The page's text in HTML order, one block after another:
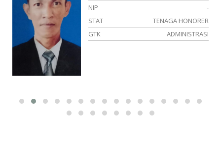
NIP
-
STAT
TENAGA HONORER
GTK
ADMINISTRASI